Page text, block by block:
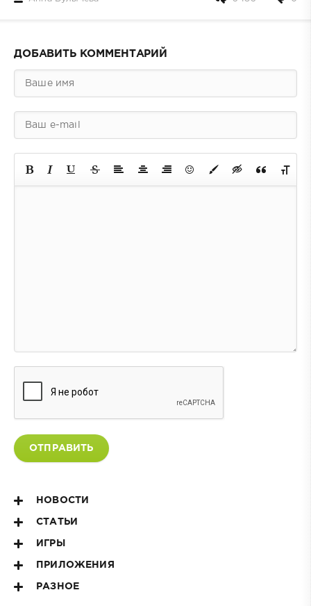
ДОБАВИТЬ КОММЕНТАРИЙ
ОТПРАВИТЬ
НОВОСТИ
СТАТЬИ
ИГРЫ
ПРИЛОЖЕНИЯ
РАЗНОЕ